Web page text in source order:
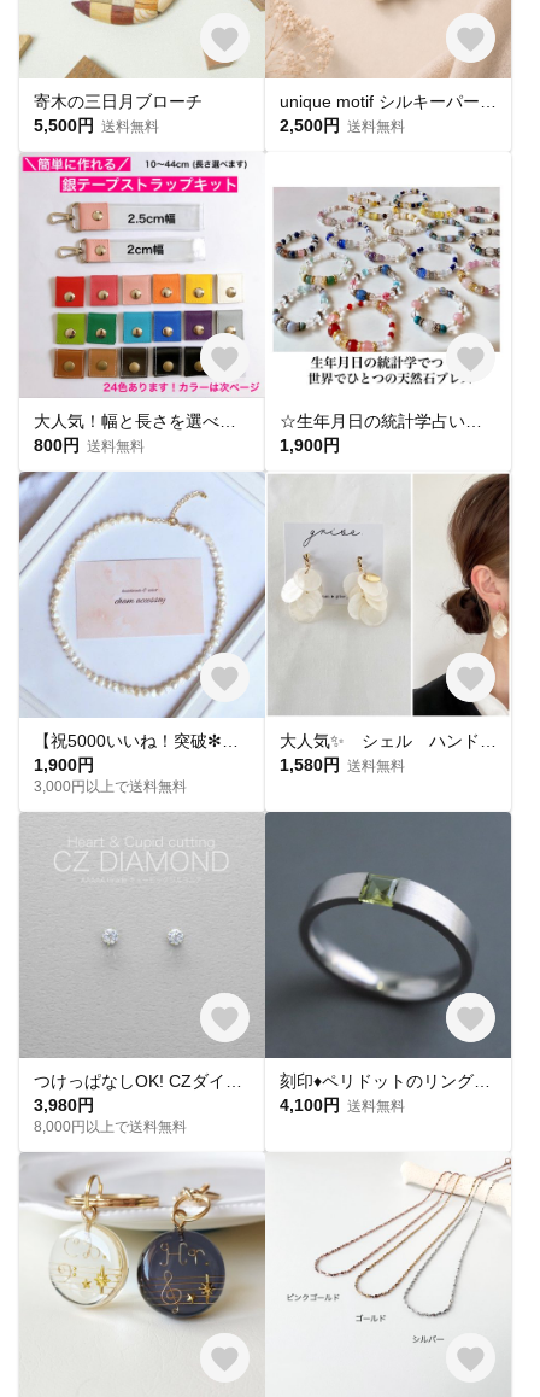
寄木の三日月ブローチ
5,500円 送料無料
2,500円 送料無料
800円 送料無料
1,900円
1,900円
3,000円以上で送料無料
1,580円 送料無料
3,980円
8,000円以上で送料無料
4,100円 送料無料